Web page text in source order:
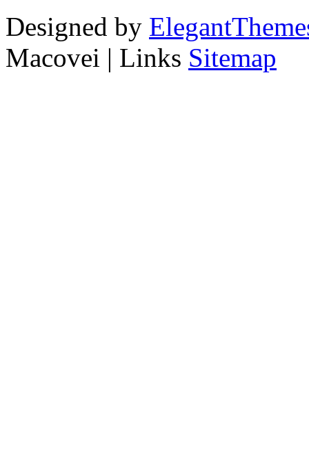
Designed by
Macovei | Links Sitemap